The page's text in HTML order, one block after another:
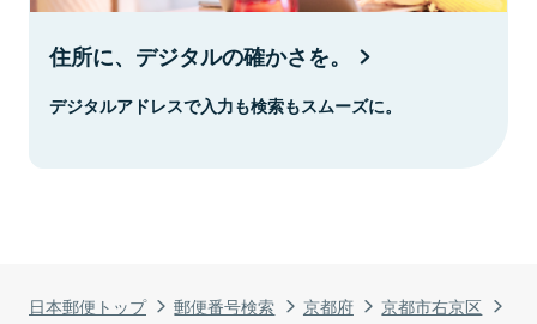
日本郵便トップ 郵便番号検索 京都府
京都市右京区
住所に、デジタルの確かさを。
デジタルアドレスで入力も検索もスムーズに。